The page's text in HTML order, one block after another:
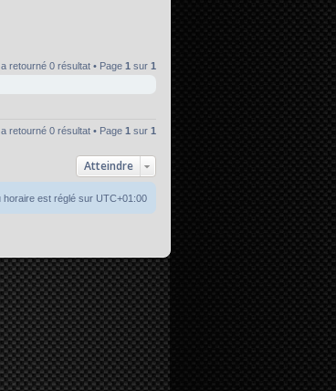
retourné 0 résultat • Page 1 sur 1
retourné 0 résultat • Page 1 sur 1
Atteindre
horaire est réglé sur UTC+01:00